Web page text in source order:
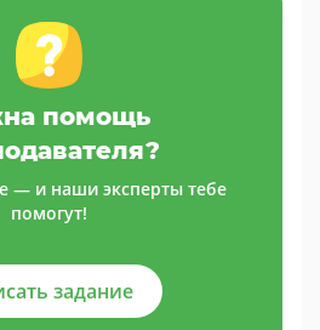
помощь
— и наши эксперты тебе
помогут!
задание